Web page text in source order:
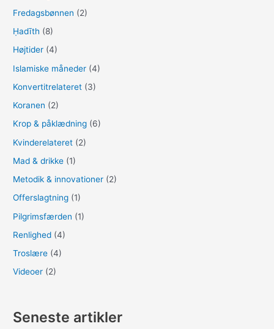
Fredagsbønnen (2)
Ḥadīth (8)
Højtider (4)
Islamiske måneder (4)
Konvertitrelateret (3)
Koranen (2)
Krop & påklædning (6)
Kvinderelateret (2)
Mad & drikke (1)
Metodik & innovationer (2)
Offerslagtning (1)
Pilgrimsfærden (1)
Renlighed (4)
Troslære (4)
Videoer (2)
Seneste artikler